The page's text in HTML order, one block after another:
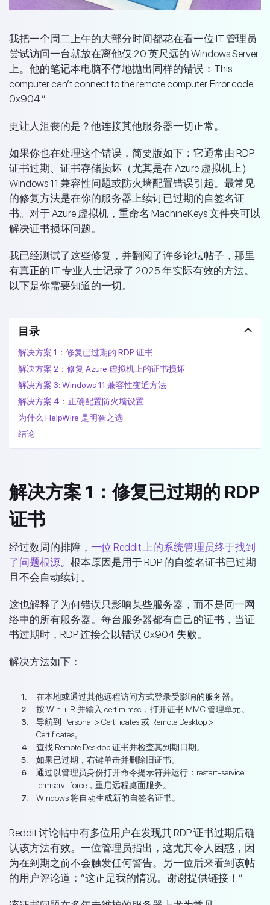
我把一个周二上午的大部分时间都花在看一位 IT 管理员
尝试访问一台就放在离他仅 20 英尺远的 Windows Server
上。他的笔记本电脑不停地抛出同样的错误：This
computer can’t connect to the remote computer. Error code:
0x904.”
更让人沮丧的是？他连接其他服务器一切正常。
如果你也在处理这个错误，简要版如下：它通常由 RDP
证书过期、证书存储损坏（尤其是在 Azure 虚拟机上）
Windows 11 兼容性问题或防火墙配置错误引起。最常见
的修复方法是在你的服务器上续订已过期的自签名证
书。对于 Azure 虚拟机，重命名 MachineKeys 文件夹可以
解决证书损坏问题。
我已经测试了这些修复，并翻阅了许多论坛帖子，那里
有真正的 IT 专业人士记录了 2025 年实际有效的方法。
以下是你需要知道的一切。
目录
解决方案 1：修复已过期的 RDP 证书
解决方案 2：修复 Azure 虚拟机上的证书损坏
解决方案 3: Windows 11 兼容性变通方法
解决方案 4：正确配置防火墙设置
为什么 HelpWire 是明智之选
结论
解决方案 1：修复已过期的 RDP
证书
经过数周的排障， 一位 Reddit 上的系统管理员终于找到
了问题根源。根本原因是用于 RDP 的自签名证书已过期
且不会自动续订。
这也解释了为何错误只影响某些服务器，而不是同一网
络中的所有服务器。每台服务器都有自己的证书，当证
书过期时，RDP 连接会以错误 0x904 失败。
解决方法如下：
在本地或通过其他远程访问方式登录受影响的服务器。
按 Win + R 并输入 certlm.msc，打开证书 MMC 管理单元。
导航到 Personal > Certificates 或 Remote Desktop >
Certificates。
查找 Remote Desktop 证书并检查其到期日期。
如果已过期，右键单击并删除旧证书。
通过以管理员身份打开命令提示符并运行：restart-service
termserv -force，重启远程桌面服务。
Windows 将自动生成新的自签名证书。
Reddit 讨论帖中有多位用户在发现其 RDP 证书过期后确
认该方法有效。一位管理员指出，这尤其令人困惑，因
为在到期之前不会触发任何警告。另一位后来看到该帖
的用户评论道：”这正是我的情况。谢谢提供链接！”